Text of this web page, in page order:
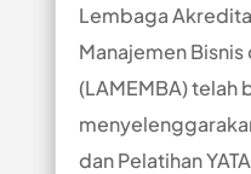
Lembaga
Manajemen Bisnis
(LAMEMBA) telah
dan Pelatihan